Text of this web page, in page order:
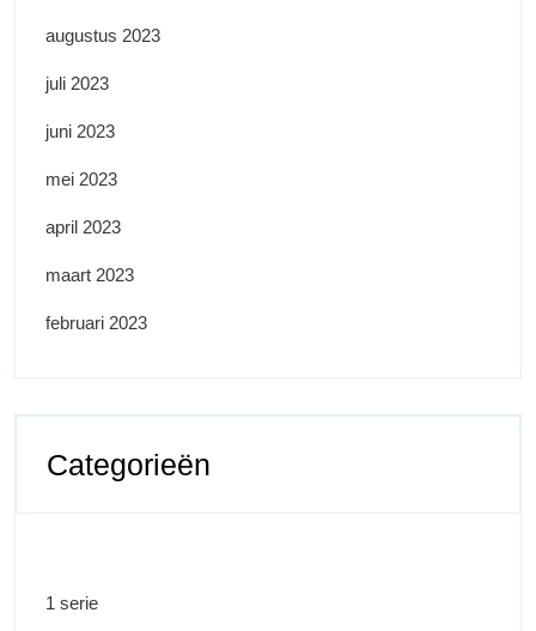
augustus 2023
juli 2023
juni 2023
mei 2023
april 2023
maart 2023
februari 2023
Categorieën
1 serie